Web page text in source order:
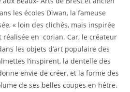
les écoles Diwan, la fameuse
« loin des clichés, mais inspirée
réalisée en corian. Car, le créateur
les objets d’art populaire des
l’inspirent, la dentelle des
envie de créer, et la forme des
de ses belles coupes en hêtre.